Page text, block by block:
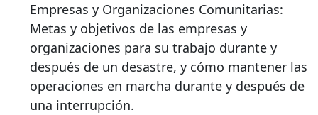
Empresas y Organizaciones Comunitarias:
Metas y objetivos de las empresas y
organizaciones para su trabajo durante y
después de un desastre, y cómo mantener las
operaciones en marcha durante y después de
una interrupción.